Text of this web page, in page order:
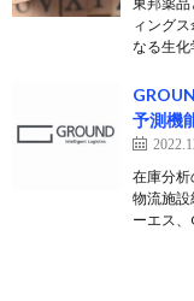
ィング
なる生
予測機
在庫分析
物流施設
ーエス